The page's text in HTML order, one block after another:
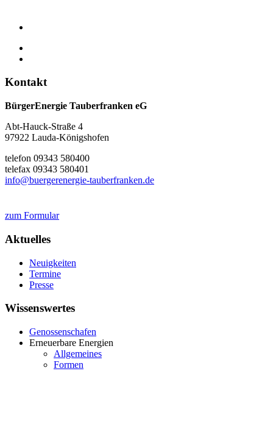
Kontakt
BürgerEnergie Tauberfranken eG
Abt-Hauck-Straße 4
97922 Lauda-Königshofen
telefon 09343 580400
telefax 09343 580401
info@buergerenergie-tauberfranken.de
zum Formular
Aktuelles
Neuigkeiten
Termine
Presse
Wissenswertes
Genossenschafen
Erneuerbare Energien
Allgemeines
Formen